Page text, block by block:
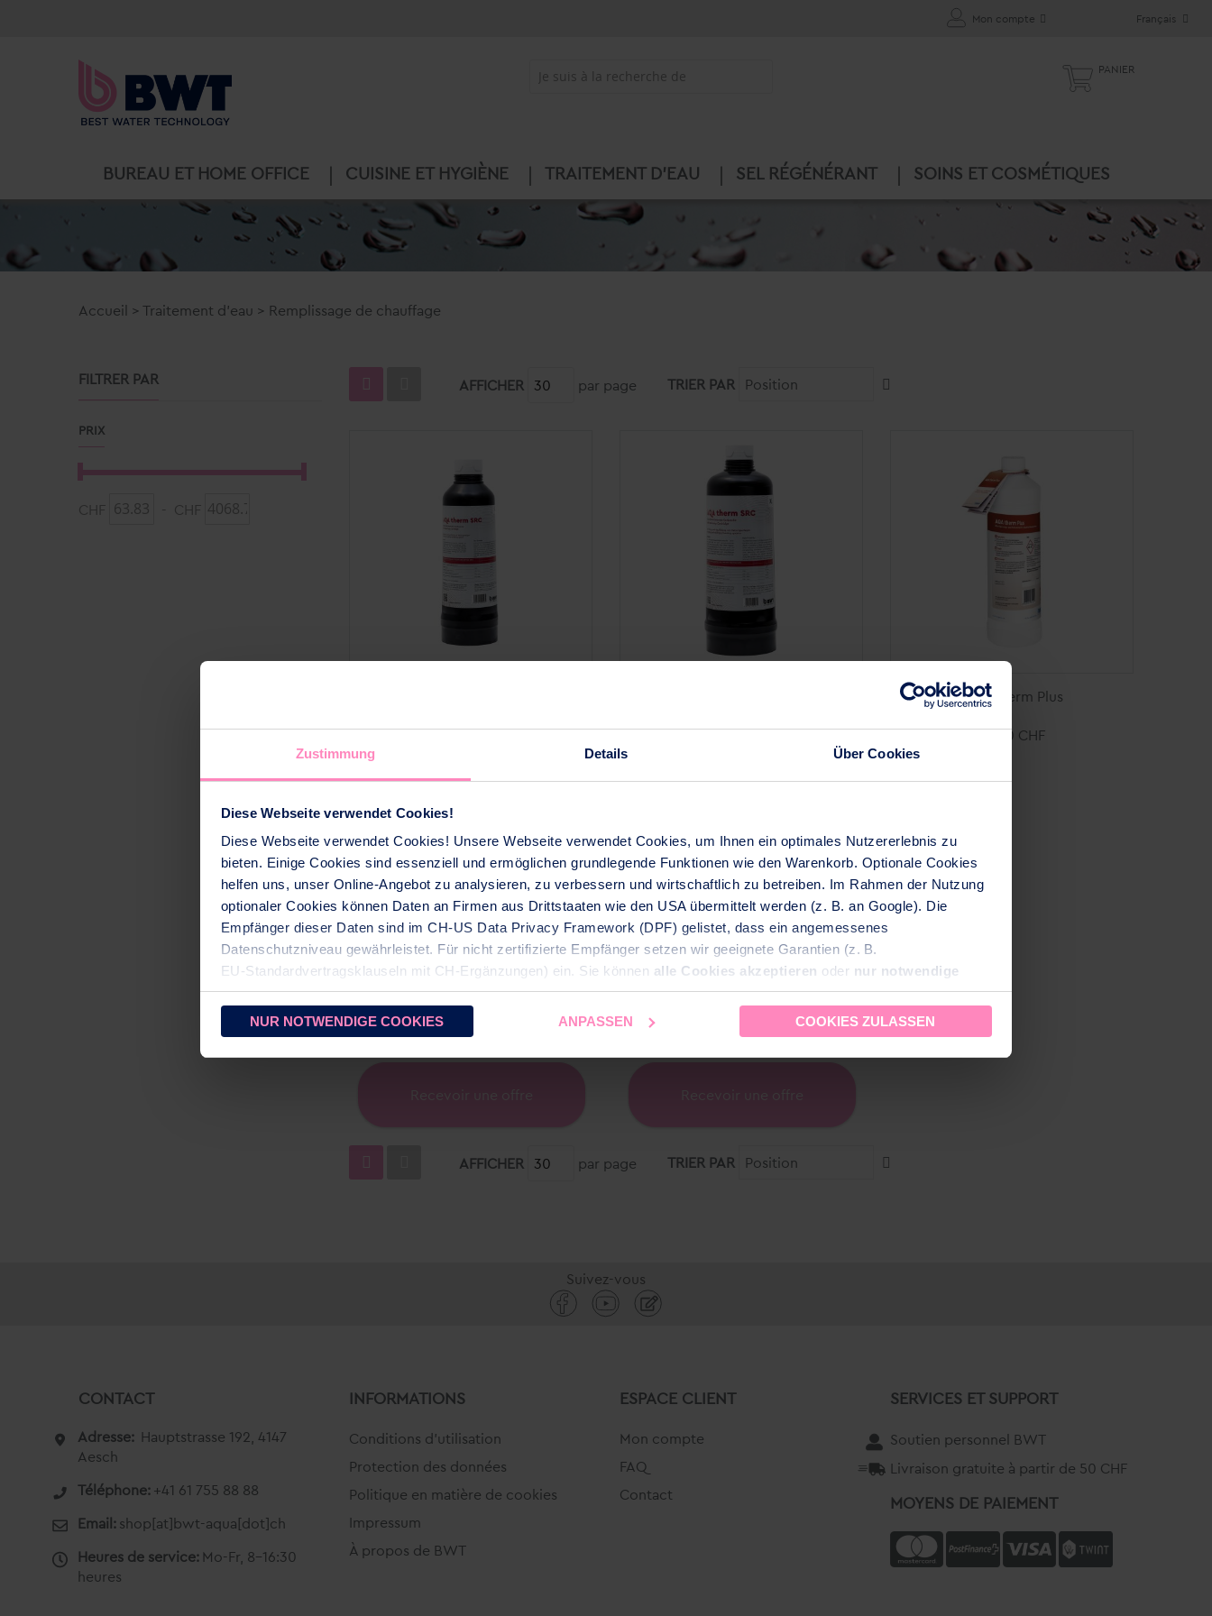
Zustimmung Details Über Cookies
Diese Webseite verwendet Cookies!
Diese Webseite verwendet Cookies! Unsere Webseite verwendet Cookies, um Ihnen ein optimales Nutzererlebnis zu
bieten. Einige Cookies sind essenziell und ermöglichen grundlegende Funktionen wie den Warenkorb. Optionale Cookies
helfen uns, unser Online-Angebot zu analysieren, zu verbessern und wirtschaftlich zu betreiben. Im Rahmen der Nutzung
optionaler Cookies können Daten an Firmen aus Drittstaaten wie den USA übermittelt werden (z. B. an Google). Die
Empfänger dieser Daten sind im CH-US Data Privacy Framework (DPF) gelistet, dass ein angemessenes
Datenschutzniveau gewährleistet. Für nicht zertifizierte Empfänger setzen wir geeignete Garantien (z. B.
EU‑Standardvertragsklauseln mit CH‑Ergänzungen) ein. Sie können alle Cookies akzeptieren oder nur notwendige
Cookies zulassen. Ihre gewählte Einstellung können Sie im Fußbereich dieser Website jederzeit aufrufen und ändern.
NUR NOTWENDIGE COOKIES
ANPASSEN COOKIES ZULASSEN
Français
Mon compte
PANIER
BUREAU ET HOME OFFICE CUISINE ET HYGIÈNE TRAITEMENT D'EAU SEL RÉGÉNÉRANT SOINS ET COSMÉTIQUES
Accueil > Traitement d'eau > Remplissage de chauffage
FILTRER PAR
PRIX
CHF - CHF
AFFICHER par page TRIER PAR
Ajouter au panier
325,00 CHF
Ajouter au panier
595,00 CHF
AQA therm Plus
69,00 CHF
BWT AQA therm MOVE Power
Recevoir une offre
AQA therm HES
Recevoir une offre
AFFICHER par page TRIER PAR
Suivez-vous
CONTACT
Adresse: Hauptstrasse 192, 4147
Aesch
Téléphone: +41 61 755 88 88
Email: shop[at]bwt-aqua[dot]ch
Heures de service: Mo-Fr, 8-16:30
heures
INFORMATIONS
Conditions d'utilisation
Protection des données
Politique en matière de cookies
Impressum
À propos de BWT
ESPACE CLIENT
Mon compte
FAQ
Contact
SERVICES ET SUPPORT
Soutien personnel BWT
Livraison gratuite à partir de 50 CHF
MOYENS DE PAIEMENT